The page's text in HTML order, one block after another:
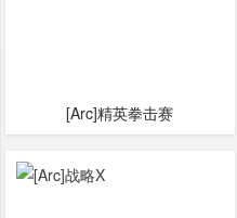
[Arc]精英拳击赛